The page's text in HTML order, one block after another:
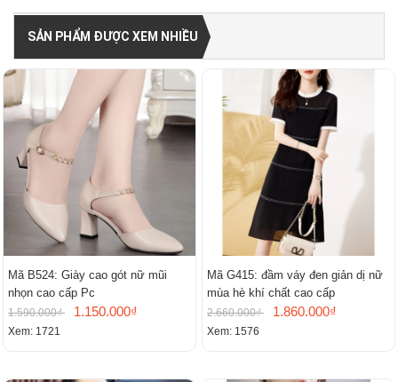
SẢN PHẨM ĐƯỢC XEM NHIỀU
Mã B524: Giày cao gót nữ mũi
nhọn cao cấp Pc
1.590.000₫ 1.150.000₫
Xem: 1721
Mã G415: đầm váy đen giản dị nữ
mùa hè khí chất cao cấp
2.660.000₫ 1.860.000₫
Xem: 1576